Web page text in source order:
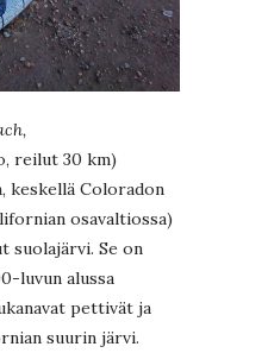
reilut 30 km)
keskellä Coloradon
osavaltiossa)
suolajärvi. Se on
luvun alussa
pettivät ja
suurin järvi.